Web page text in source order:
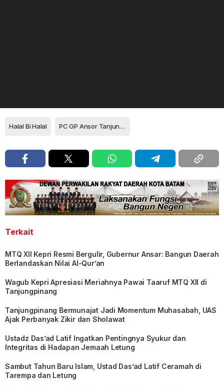
Halal Bi Halal PC GP Ansor Tanjungpinang
Terkait
MTQ XII Kepri Resmi Bergulir, Gubernur Ansar: Bangun Daerah
Berlandaskan Nilai Al-Qur’an
Wagub Kepri Apresiasi Meriahnya Pawai Taaruf MTQ XII di
Tanjungpinang
Tanjungpinang Bermunajat Jadi Momentum Muhasabah, UAS
Ajak Perbanyak Zikir dan Sholawat
Ustadz Das’ad Latif Ingatkan Pentingnya Syukur dan
Integritas di Hadapan Jemaah Letung
Sambut Tahun Baru Islam, Ustad Das’ad Latif Ceramah di
Tarempa dan Letung